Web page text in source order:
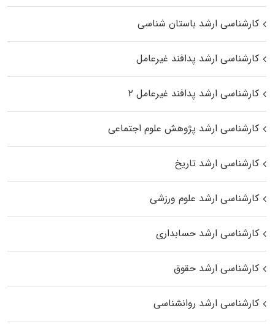
کارشناسی ارشد باستان شناسی
کارشناسی ارشد پدافند غیرعامل
کارشناسی ارشد پدافند غیرعامل ۲
کارشناسی ارشد پژوهش علوم اجتماعی
کارشناسی ارشد تاریخ
کارشناسی ارشد علوم ورزشی
کارشناسی ارشد حسابداری
کارشناسی ارشد حقوق
کارشناسی ارشد روانشناسی